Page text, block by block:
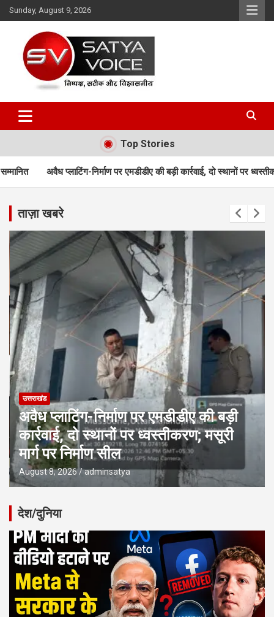
Skip
to
Sunday, August 9, 2026
Satya Voice
Top Stories
निर्माण पर एमडीडीए की बड़ी कार्रवाई, दो स्थानों पर ध्वस्तीकरण; मसूरी मार्ग पर
ताज़ा खबरे
उत्तराखंड
अवैध प्लाटिंग-निर्माण पर एमडीडीए की बड़ी
कार्रवाई, दो स्थानों पर ध्वस्तीकरण; मसूरी
मार्ग पर निर्माण सील
August 8, 2026 adminsatya
देश/दुनिया